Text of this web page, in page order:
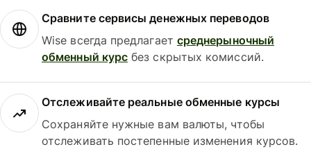
Сравните сервисы денежных переводов
Wise всегда предлагает среднерыночный
обменный курс без скрытых комиссий.
Отслеживайте реальные обменные курсы
Сохраняйте нужные вам валюты, чтобы
отслеживать постепенные изменения курсов.